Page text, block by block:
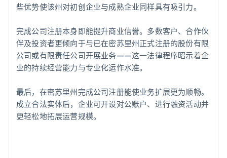
些优势使该州对初创企业与成熟企业同样具有吸引力。
完成公司注册本身即能提升商业信誉。多数客户、合作伙
伴及投资者更倾向于与已在密苏里州正式注册的股份有限
公司或有限责任公司开展业务——这一法律程序昭示着企
业的持续经营能力与专业化运作水准。
最后，在密苏里州完成公司注册能使业务扩展更为顺畅。
成立合法实体后，企业可开设对公账户、进行融资活动并
更轻松地拓展运营规模。